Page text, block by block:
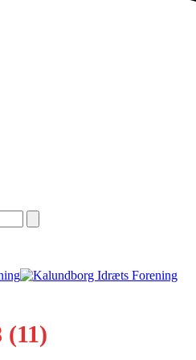
(11)